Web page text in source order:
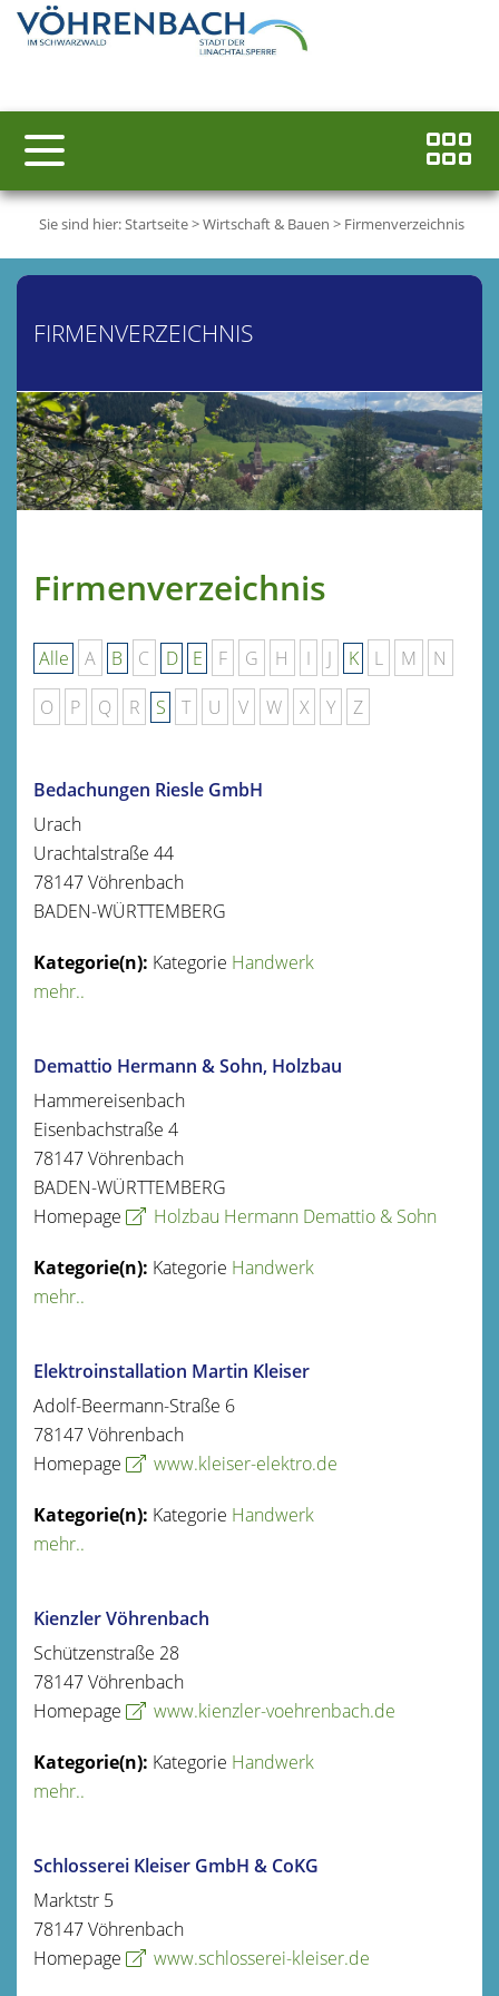
Sie sind hier:Startseite>Wirtschaft & Bauen > Firmenverzeichnis
FIRMENVERZEICHNIS
Firmenverzeichnis
Alle A B C D E F G H I J K L M
N
O
P Q R S T U V W X Y Z
Bedachungen Riesle GmbH
Urach
Urachtalstraße 44
78147Vöhrenbach
BADEN-WÜRTTEMBERG
Kategorie Handwerk
mehr..
Demattio Hermann & Sohn, Holzbau
Hammereisenbach
Eisenbachstraße 4
78147Vöhrenbach
BADEN-WÜRTTEMBERG
Homepage
Holzbau Hermann Demattio & Sohn
Kategorie Handwerk
mehr..
Elektroinstallation Martin Kleiser
Adolf-Beermann-Straße 6
78147Vöhrenbach
Homepage
www.kleiser-elektro.de
Kategorie Handwerk
mehr..
Kienzler Vöhrenbach
Schützenstraße 28
78147Vöhrenbach
Homepage
www.kienzler-voehrenbach.de
Kategorie Handwerk
mehr..
Schlosserei Kleiser GmbH & CoKG
Marktstr 5
78147Vöhrenbach
Homepage
www.schlosserei-kleiser.de